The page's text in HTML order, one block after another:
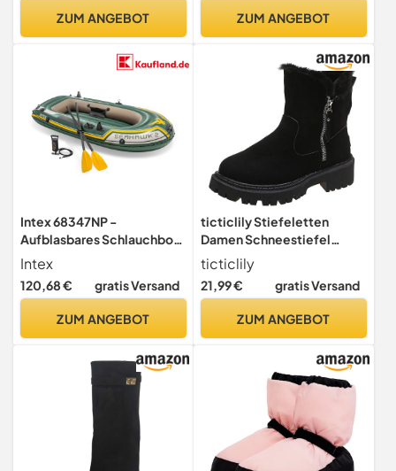
ZUM ANGEBOT ZUM ANGEBOT
Intex 68347NP -
Aufblasbares Schlauchboot
Seahawk 2, 2 Personen, mit
Zubehör, PVC, Mehrfarbig,
236x114x41 cm
Intex
120,68 € gratis Versand
ZUM ANGEBOT
ticticlily Stiefeletten
Damen Schneestiefel
Waterproof Winterstiefel
Gefüttert Warm Women's
Leather Boots Warm
Schwarz 43 EU
ticticlily
21,99 € gratis Versand
ZUM ANGEBOT